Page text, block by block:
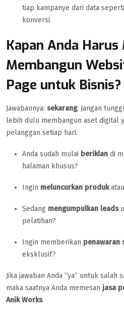
tiap kampanye dari data
konversi.
Kapan Anda Harus
Membangun
Page untuk Bisnis?
Jawabannya: sekarang. Jangan
lebih dulu membangun aset digital
pelanggan setiap hari.
Anda sudah mulai beriklan di
halaman khusus?
Ingin meluncurkan produk
Sedang mengumpulkan leads
pelatihan?
Ingin memberikan penawaran
eksklusif?
Jika jawaban Anda “ya” untuk salah
maka saatnya Anda memesan jasa
Anik Works.